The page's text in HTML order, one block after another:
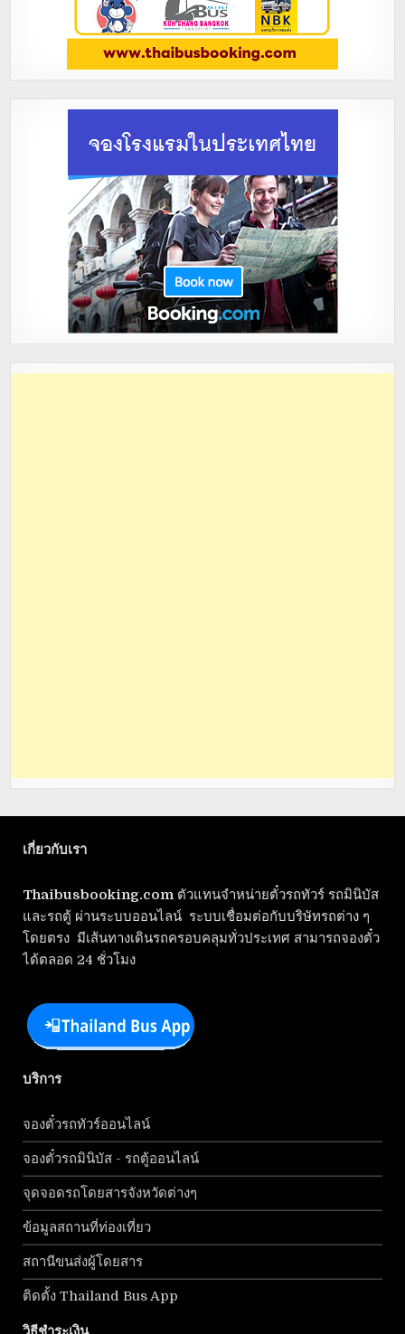
เกี่ยวกับเรา
Thaibusbooking.com ตัวแทนจำหน่ายตั๋วรถทัวร์ รถมินิบัส
และรถตู้ ผ่านระบบออนไลน์ ระบบเชื่อมต่อกับบริษัทรถต่าง ๆ
โดยตรง มีเส้นทางเดินรถครอบคลุมทั่วประเทศ สามารถจองตั๋ว
ได้ตลอด 24 ชั่วโมง
บริการ
จองตั๋วรถทัวร์ออนไลน์
จองตั๋วรถมินิบัส - รถตู้ออนไลน์
จุดจอดรถโดยสารจังหวัดต่างๆ
ข้อมูลสถานที่ท่องเที่ยว
สถานีขนส่งผู้โดยสาร
ติดตั้ง Thailand Bus App